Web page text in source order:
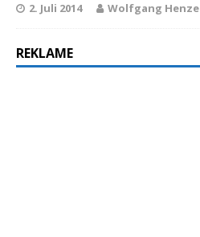
2. Juli 2014 Wolfgang Henze
REKLAME